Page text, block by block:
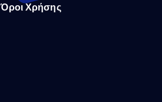
Όροι Χρήσης